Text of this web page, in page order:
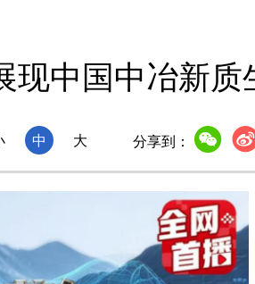
现中国中冶新质
中 大 分享到：